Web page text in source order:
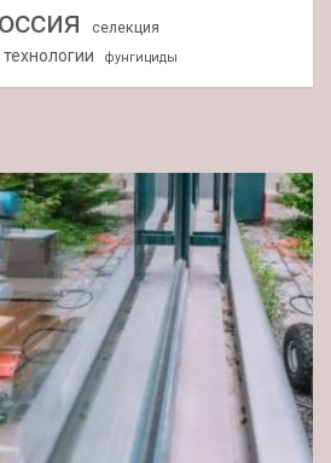
селекция
технологии фунгициды